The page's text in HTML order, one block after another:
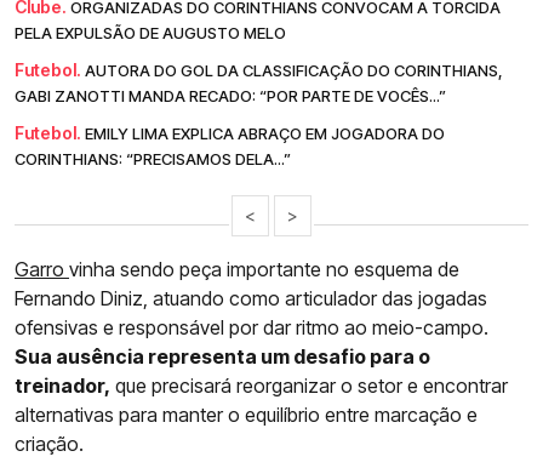
Clube. ORGANIZADAS DO CORINTHIANS CONVOCAM A TORCIDA
PELA EXPULSÃO DE AUGUSTO MELO
Futebol. AUTORA DO GOL DA CLASSIFICAÇÃO DO CORINTHIANS,
GABI ZANOTTI MANDA RECADO: “POR PARTE DE VOCÊS...”
Futebol. EMILY LIMA EXPLICA ABRAÇO EM JOGADORA DO
CORINTHIANS: “PRECISAMOS DELA...”
< >
Garro vinha sendo peça importante no esquema de
Fernando Diniz, atuando como articulador das jogadas
ofensivas e responsável por dar ritmo ao meio-campo.
Sua ausência representa um desafio para o
treinador, que precisará reorganizar o setor e encontrar
alternativas para manter o equilíbrio entre marcação e
criação.